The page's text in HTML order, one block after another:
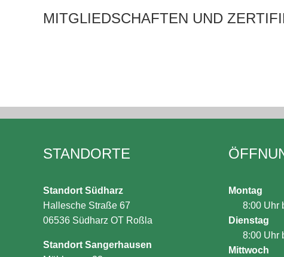
MITGLIEDSCHAFTEN UND
STANDORTE
Standort Südharz
Hallesche Straße 67
06536 Südharz OT Roßla
Standort Sangerhausen
Montag
8:00 Uhr
Dienstag
8:00 Uhr
Mittwoch